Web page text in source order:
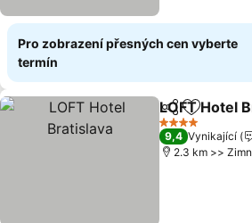
Pro zobrazení přesných cen vyberte
termín
SdíletPřidat
LOFT Hotel
4 Počet
9,4 Vynikající
2.3 km >>